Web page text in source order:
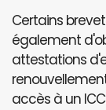
Certains
également
attestations
accès à un ICC.